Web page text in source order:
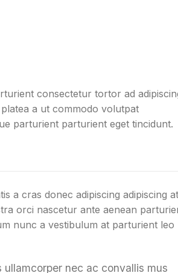
consectetur tortor ad
a ut commodo volutpat
parturient parturient eget tincidunt.
a cras donec adipiscing adipiscing at
orci nascetur ante aenean
nunc a vestibulum at parturient leo
nec ac convallis mus